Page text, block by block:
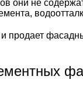
они не